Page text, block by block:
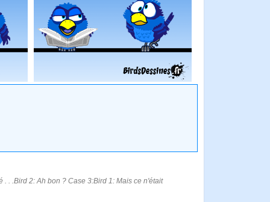
. .Bird 2: Ah bon ? Case 3:Bird 1: Mais ce n'était